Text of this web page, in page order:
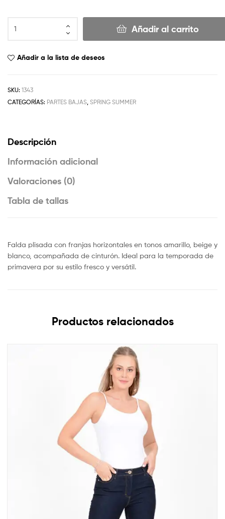
Añadir al carrito
Añadir a la lista de deseos
SKU: 1343
CATEGORÍAS: PARTES BAJAS SPRING SUMMER
Descripción
Información adicional
Valoraciones (0)
Tabla de tallas
Falda plisada con franjas horizontales en tonos amarillo, beige y
blanco, acompañada de cinturón. Ideal para la temporada de
primavera por su estilo fresco y versátil.
Productos relacionados